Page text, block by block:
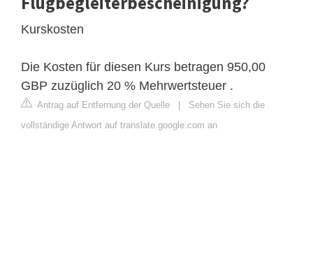
Kurskosten
Die Kosten für diesen Kurs betragen 950,00
GBP zuzüglich 20 % Mehrwertsteuer .
Antrag auf Entfernung der Quelle | Sehen Sie sich die
vollständige Antwort auf translate.google.com an